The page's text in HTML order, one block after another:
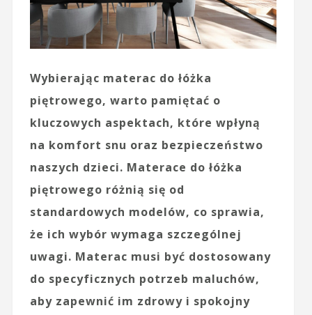
Wybierając materac do łóżka
piętrowego, warto pamiętać o
kluczowych aspektach, które wpłyną
na komfort snu oraz bezpieczeństwo
naszych dzieci. Materace do łóżka
piętrowego różnią się od
standardowych modelów, co sprawia,
że ich wybór wymaga szczególnej
uwagi. Materac musi być dostosowany
do specyficznych potrzeb maluchów,
aby zapewnić im zdrowy i spokojny